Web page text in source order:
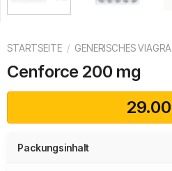
STARTSEITE / GENERISCHES VIAGRA
Cenforce 200 mg
29.00
Packungsinhalt